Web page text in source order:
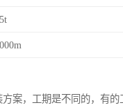
案，工期是不同的，有的